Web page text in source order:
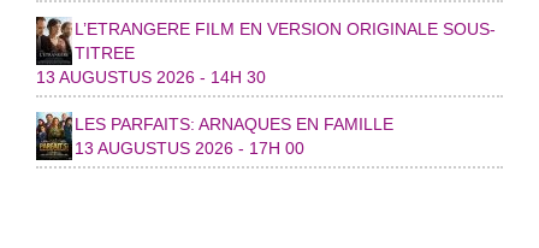
L’ETRANGERE FILM EN VERSION ORIGINALE SOUS-
TITREE
13 AUGUSTUS 2026 - 14H 30
LES PARFAITS: ARNAQUES EN FAMILLE
13 AUGUSTUS 2026 - 17H 00